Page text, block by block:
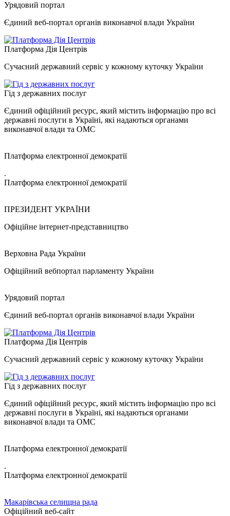
Урядовий портал
Єдиний веб-портал органів виконавчої влади України
Платформа Дія Центрів
Сучасний державний сервіс у кожному куточку України
Гід з державних послуг
Єдиний офіційний ресурс, який містить інформацію про всі
державні послуги в Україні, які надаються органами
виконавчої влади та ОМС
Платформа електронної демократії
.
Платформа електронної демократії
ПРЕЗИДЕНТ УКРАЇНИ
Офіційне інтернет-представництво
Верховна Рада України
Офіційний вебпортал парламенту України
Урядовий портал
Єдиний веб-портал органів виконавчої влади України
Платформа Дія Центрів
Сучасний державний сервіс у кожному куточку України
Гід з державних послуг
Єдиний офіційний ресурс, який містить інформацію про всі
державні послуги в Україні, які надаються органами
виконавчої влади та ОМС
Платформа електронної демократії
.
Платформа електронної демократії
Макарівська селищна рада
Офіційний веб-сайт